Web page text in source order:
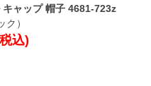
キャップ 帽子 4681-723z
）
込)